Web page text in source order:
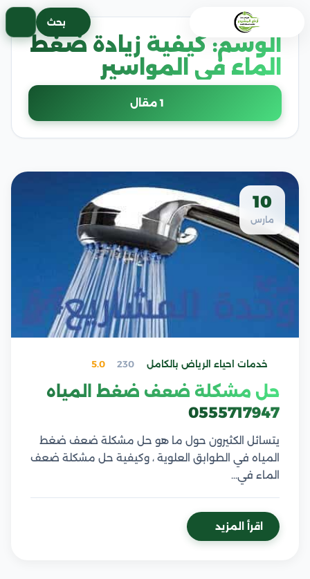
بحث
الوسم: كيفية زيادة ضغط
الماء في المواسير
1 مقال
10
مارس
خدمات احياء الرياض بالكامل 230
5.0
حل مشكلة ضعف ضغط المياه
0555717947
يتسائل الكثيرون حول ما هو حل مشكلة ضعف ضغط
المياه في الطوابق العلوية ، وكيفية حل مشكلة ضعف
الماء في…
اقرأ المزيد